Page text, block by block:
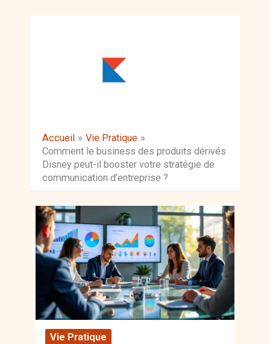
Accueil
Vie Pratique
Comment le business des produits dérivés
Disney peut-il booster votre stratégie de
communication d’entreprise ?
Vie Pratique